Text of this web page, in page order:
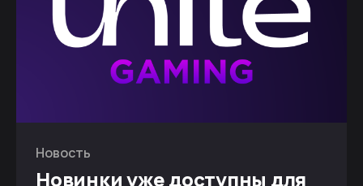
Новость
Новинки уже доступны для